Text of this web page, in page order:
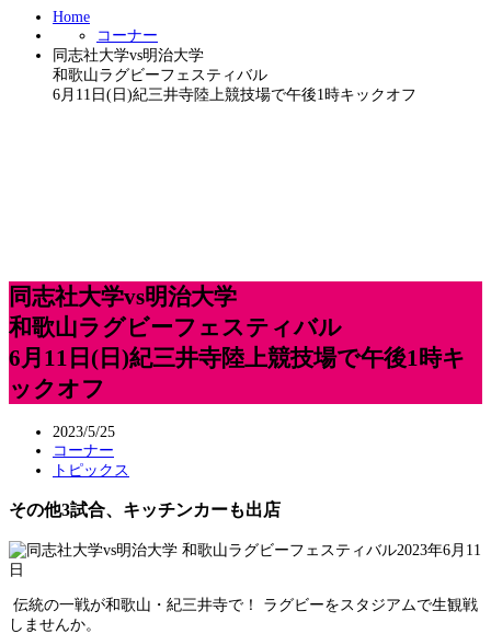
Home
コーナー
同志社大学vs明治大学
和歌山ラグビーフェスティバル
6月11日(日)紀三井寺陸上競技場で午後1時キックオフ
同志社大学vs明治大学
和歌山ラグビーフェスティバル
6月11日(日)紀三井寺陸上競技場で午後1時キ
ックオフ
2023/5/25
コーナー
トピックス
その他3試合、キッチンカーも出店
伝統の一戦が和歌山・紀三井寺で！ ラグビーをスタジアムで生観戦
しませんか。